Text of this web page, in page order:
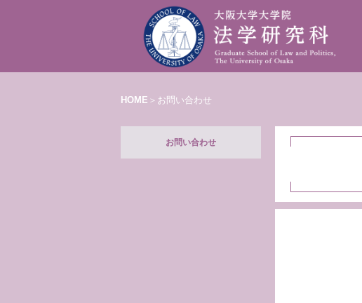
HOME ＞お問い合わせ
お問い合わせ